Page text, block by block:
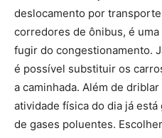
deslocamento por
corredores de ônibus, é
fugir do congestionamento.
é possível substituir os
a caminhada. Além de
atividade física do dia já
de gases poluentes.